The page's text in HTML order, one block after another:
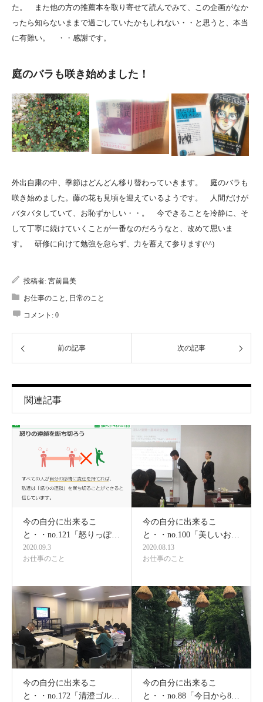
た。 また他の方の推薦本を取り寄せて読んでみて、この企画がなか
ったら知らないままで過ごしていたかもしれない・・と思うと、本当
に有難い。 ・・感謝です。
庭のバラも咲き始めました！
外出自粛の中、季節はどんどん移り替わっていきます。 庭のバラも
咲き始めました。藤の花も見頃を迎えているようです。 人間だけが
バタバタしていて、お恥ずかしい・・。 今できることを冷静に、そ
して丁寧に続けていくことが一番なのだろうなと、改めて思いま
す。 研修に向けて勉強を怠らず、力を蓄えて参ります(^^)
投稿者: 宮前昌美
お仕事のこと , 日常のこと
コメント: 0
前の記事 次の記事
関連記事
今の自分に出来るこ
と・・no.121「怒りっぽ…
2020.09.3
お仕事のこと
今の自分に出来るこ
と・・no.100「美しいお…
2020.08.13
お仕事のこと
今の自分に出来るこ
と・・no.172「清澄ゴル…
今の自分に出来るこ
と・・no.88「今日から8…